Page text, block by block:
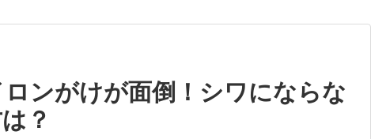
ンがけが面倒！シワにならな
？